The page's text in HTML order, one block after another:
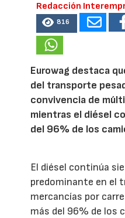
Redacción
816
Eurowag destaca
del transporte
convivencia de
mientras el diésel
del 96% de los
El diésel continúa
predominante en el
mercancías por
más del 96% de los